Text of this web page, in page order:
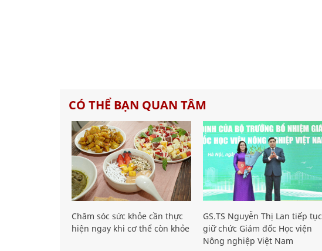
CÓ THỂ BẠN QUAN TÂM
Chăm sóc sức khỏe cần thực
hiện ngay khi cơ thể còn khỏe
GS.TS Nguyễn Thị Lan tiếp tục
giữ chức Giám đốc Học viện
Nông nghiệp Việt Nam